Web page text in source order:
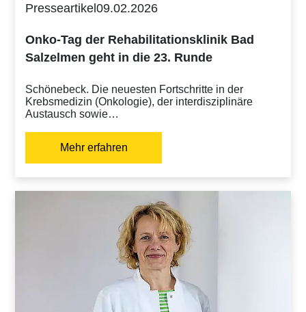
Presseartikel09.02.2026
Onko-Tag der Rehabilitationsklinik Bad
Salzelmen geht in die 23. Runde
Schönebeck. Die neuesten Fortschritte in der
Krebsmedizin (Onkologie), der interdisziplinäre
Austausch sowie…
Mehr erfahren